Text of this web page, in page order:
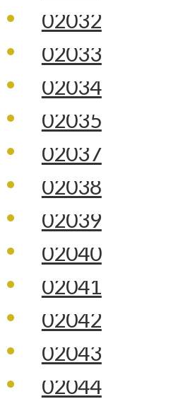
02032
02033
02034
02035
02037
02038
02039
02040
02041
02042
02043
02044